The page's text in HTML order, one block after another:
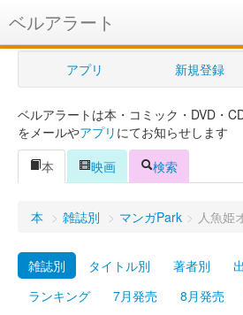
ベルアラート
ベルアラートとは
ヘルプ
新規登録
ログイン
Myシェルフ
プレミアム
アプリ 新規登録
ベルアラートは本・コミック・DVD・
をメールやアプリ にてお知らせします
本
映画 検索
本 > 雑誌別 > マンガPark > 人魚姫
雑誌別 タイトル別 著者別
ランキング
7月発売 8月発売